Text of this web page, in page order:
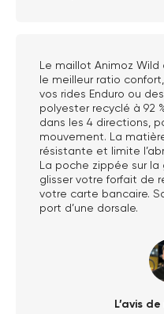
Le maillot Animoz
le meilleur ratio
vos rides Enduro ou
polyester recyclé à 92
dans les 4 directions,
mouvement. La
résistante et limite
La poche zippée sur la
glisser votre forfait de
votre carte bancaire.
port d’une dorsale.
L’avis